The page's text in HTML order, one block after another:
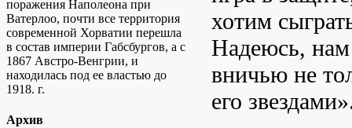
поражения Наполеона при
Ватерлоо, почти все территория
современной Хорватии перешла
в состав империи Габсбургов, а с
1867 Австро-Венгрии, и
находилась под ее властью до
1918. г.
Архив
хотим
Надеюсь, нам
вничью не
его